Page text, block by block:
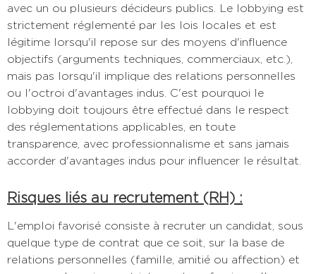
avec un ou plusieurs décideurs publics. Le lobbying est
strictement réglementé par les lois locales et est
légitime lorsqu'il repose sur des moyens d'influence
objectifs (arguments techniques, commerciaux, etc.),
mais pas lorsqu'il implique des relations personnelles
ou l'octroi d'avantages indus. C'est pourquoi le
lobbying doit toujours être effectué dans le respect
des réglementations applicables, en toute
transparence, avec professionnalisme et sans jamais
accorder d'avantages indus pour influencer le résultat.
Risques liés au recrutement (RH) :
L'emploi favorisé consiste à recruter un candidat, sous
quelque type de contrat que ce soit, sur la base de
relations personnelles (famille, amitié ou affection) et